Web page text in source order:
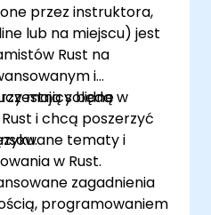
przez instruktora,
lub na miejscu) jest
Rust na
i
mają solidne
i chcą poszerzyć
będą w
tematy i
w Rust.
zagadnienia
programowaniem